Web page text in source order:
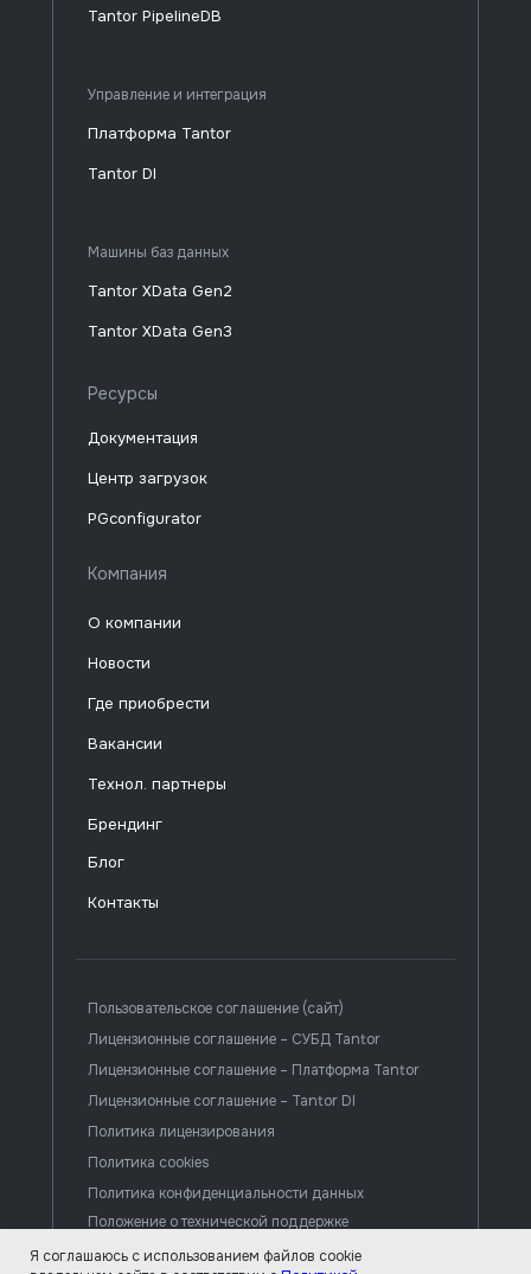
Я соглашаюсь с использованием файлов cookie
Управление и интеграция
Машины баз данных
Ресурсы
Компания
Tantor PipelineDB
Платформа Tantor
Tantor DI
Tantor XData Gen3
Tantor XData Gen2
Политика cookies
Пользовательское соглашение (сайт)
Политика конфиденциальности данных
Центр загрузок
PGconfigurator
О компании
Новости
Где приобрести
Вакансии
Брендинг
Лицензионные соглашение – Платформа Tantor
Лицензионные соглашение – СУБД Tantor
Лицензионные соглашение – Tantor DI
Политика лицензирования
Положение о технической поддержке
Технол. партнеры
Блог
Контакты
Документация